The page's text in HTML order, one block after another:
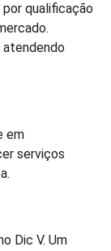
qualificação
atendendo
em
serviços
Dic V. Um